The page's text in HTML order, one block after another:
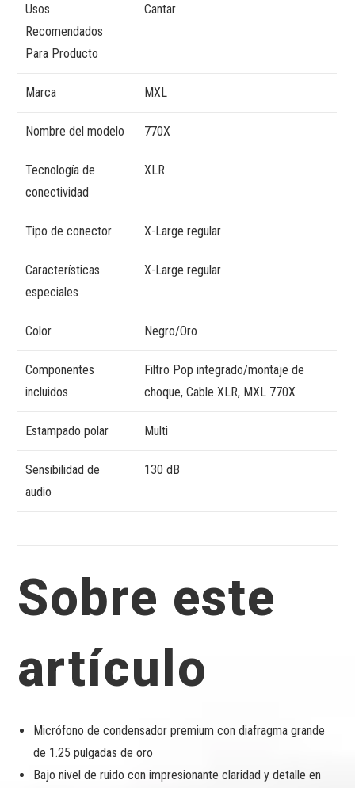
Usos
Recomendados
Para Producto
Cantar
Marca MXL
Nombre del modelo 770X
Tecnología de
conectividad
XLR
Tipo de conector X-Large regular
Características
especiales
X-Large regular
Color Negro/Oro
Componentes
incluidos
Filtro Pop integrado/montaje de
choque, Cable XLR, MXL 770X
Estampado polar Multi
Sensibilidad de
audio
130 dB
Sobre este
artículo
Micrófono de condensador premium con diafragma grande
de 1.25 pulgadas de oro
Bajo nivel de ruido con impresionante claridad y detalle en